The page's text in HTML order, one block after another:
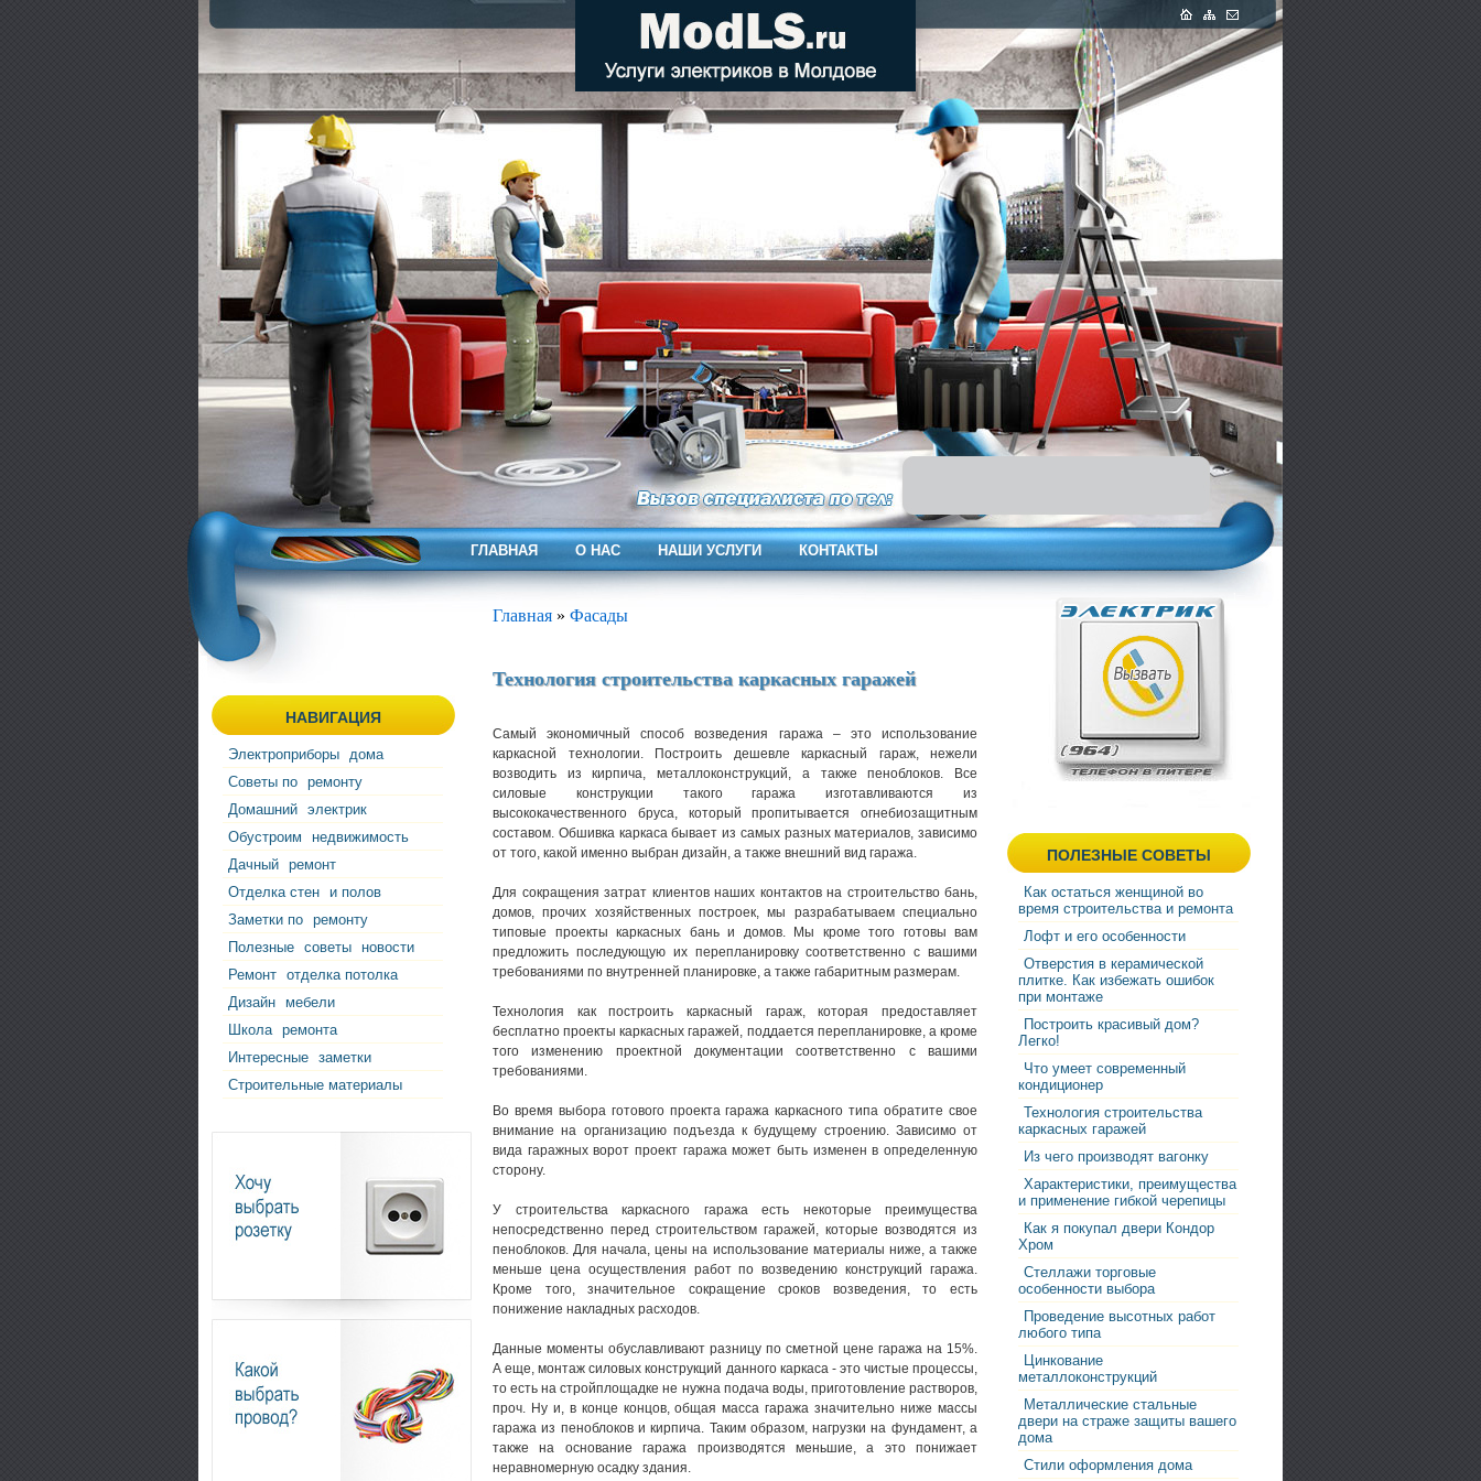
ГЛАВНАЯ О НАС НАШИ УСЛУГИ КОНТАКТЫ
НАВИГАЦИЯ
Электроприборы дома
Советы по ремонту
Домашний электрик
Обустроим
недвижимость
Дачный ремонт
Отделка стен
и полов
Заметки по ремонту
Полезные советы
новости
Ремонт отделка потолка
Дизайн
мебели
Школа ремонта
Интересные заметки
Строительные материалы
Главная » Фасады
Технология строительства каркасных гаражей
Самый экономичный способ возведения гаража – это использование
каркасной технологии. Построить дешевле каркасный гараж, нежели
возводить из кирпича, металлоконструкций, а также пеноблоков. Все
силовые конструкции такого гаража изготавливаются из
высококачественного бруса, который пропитывается огнебиозащитным
составом. Обшивка каркаса бывает из самых разных материалов, зависимо
от того, какой именно выбран дизайн, а также внешний вид гаража.
Для сокращения затрат клиентов наших контактов на строительство бань,
домов, прочих хозяйственных построек, мы разрабатываем специально
типовые проекты каркасных бань и домов. Мы кроме того готовы вам
предложить последующую их перепланировку соответственно с вашими
требованиями по внутренней планировке, а также габаритным размерам.
Технология как построить каркасный гараж, которая предоставляет
бесплатно проекты каркасных гаражей, поддается перепланировке, а кроме
того изменению проектной документации соответственно с вашими
требованиями.
Во время выбора готового проекта гаража каркасного типа обратите свое
внимание на организацию подъезда к будущему строению. Зависимо от
вида гаражных ворот проект гаража может быть изменен в определенную
сторону.
У строительства каркасного гаража есть некоторые преимущества
непосредственно перед строительством гаражей, которые возводятся из
пеноблоков. Для начала, цены на использование материалы ниже, а также
меньше цена осуществления работ по возведению конструкций гаража.
Кроме того, значительное сокращение сроков возведения, то есть
понижение накладных расходов.
Данные моменты обуславливают разницу по сметной цене гаража на 15%.
А еще, монтаж силовых конструкций данного каркаса - это чистые процессы,
то есть на стройплощадке не нужна подача воды, приготовление растворов,
проч. Ну и, в конце концов, общая масса гаража значительно ниже массы
гаража из пеноблоков и кирпича. Таким образом, нагрузки на фундамент, а
также на основание гаража производятся меньшие, а это понижает
неравномерную осадку здания.
ПОЛЕЗНЫЕ СОВЕТЫ
Как остаться женщиной во
время строительства и ремонта
Лофт и его особенности
Отверстия в керамической
плитке. Как избежать ошибок
при монтаже
Построить красивый дом?
Легко!
Что умеет современный
кондиционер
Технология строительства
каркасных гаражей
Из чего производят вагонку
Характеристики, преимущества
и применение гибкой черепицы
Как я покупал двери Кондор
Хром
Стеллажи торговые
особенности выбора
Проведение высотных работ
любого типа
Цинкование
металлоконструкций
Металлические стальные
двери на страже защиты вашего
дома
Стили оформления дома